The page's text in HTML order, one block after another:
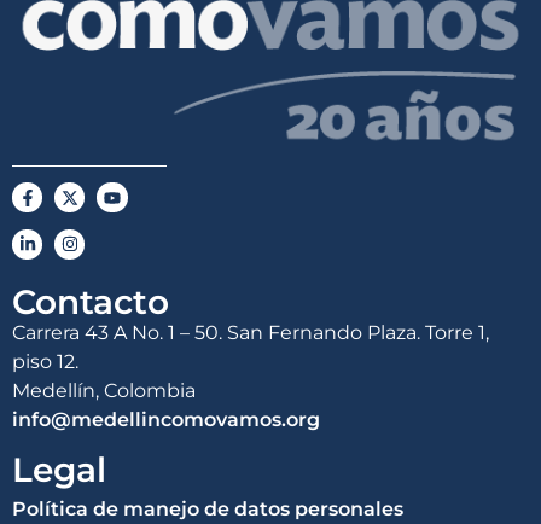
Contacto
Carrera 43 A No. 1 – 50. San Fernando Plaza. Torre 1,
piso 12.
Medellín, Colombia
info@medellincomovamos.org
Legal
Política de manejo de datos personales